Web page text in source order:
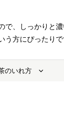
で、しっかりと
方にぴったりで
のいれ方